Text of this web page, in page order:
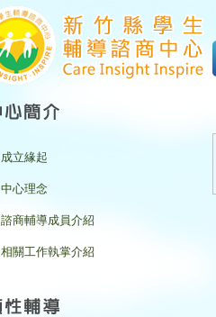
成立緣起
中心理念
諮商輔導成員介紹
相關工作執掌介紹